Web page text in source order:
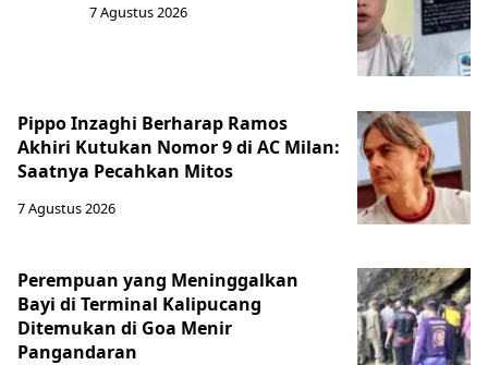
7 Agustus 2026
Pippo Inzaghi Berharap Ramos
Akhiri Kutukan Nomor 9 di AC Milan:
Saatnya Pecahkan Mitos
7 Agustus 2026
Perempuan yang Meninggalkan
Bayi di Terminal Kalipucang
Ditemukan di Goa Menir
Pangandaran